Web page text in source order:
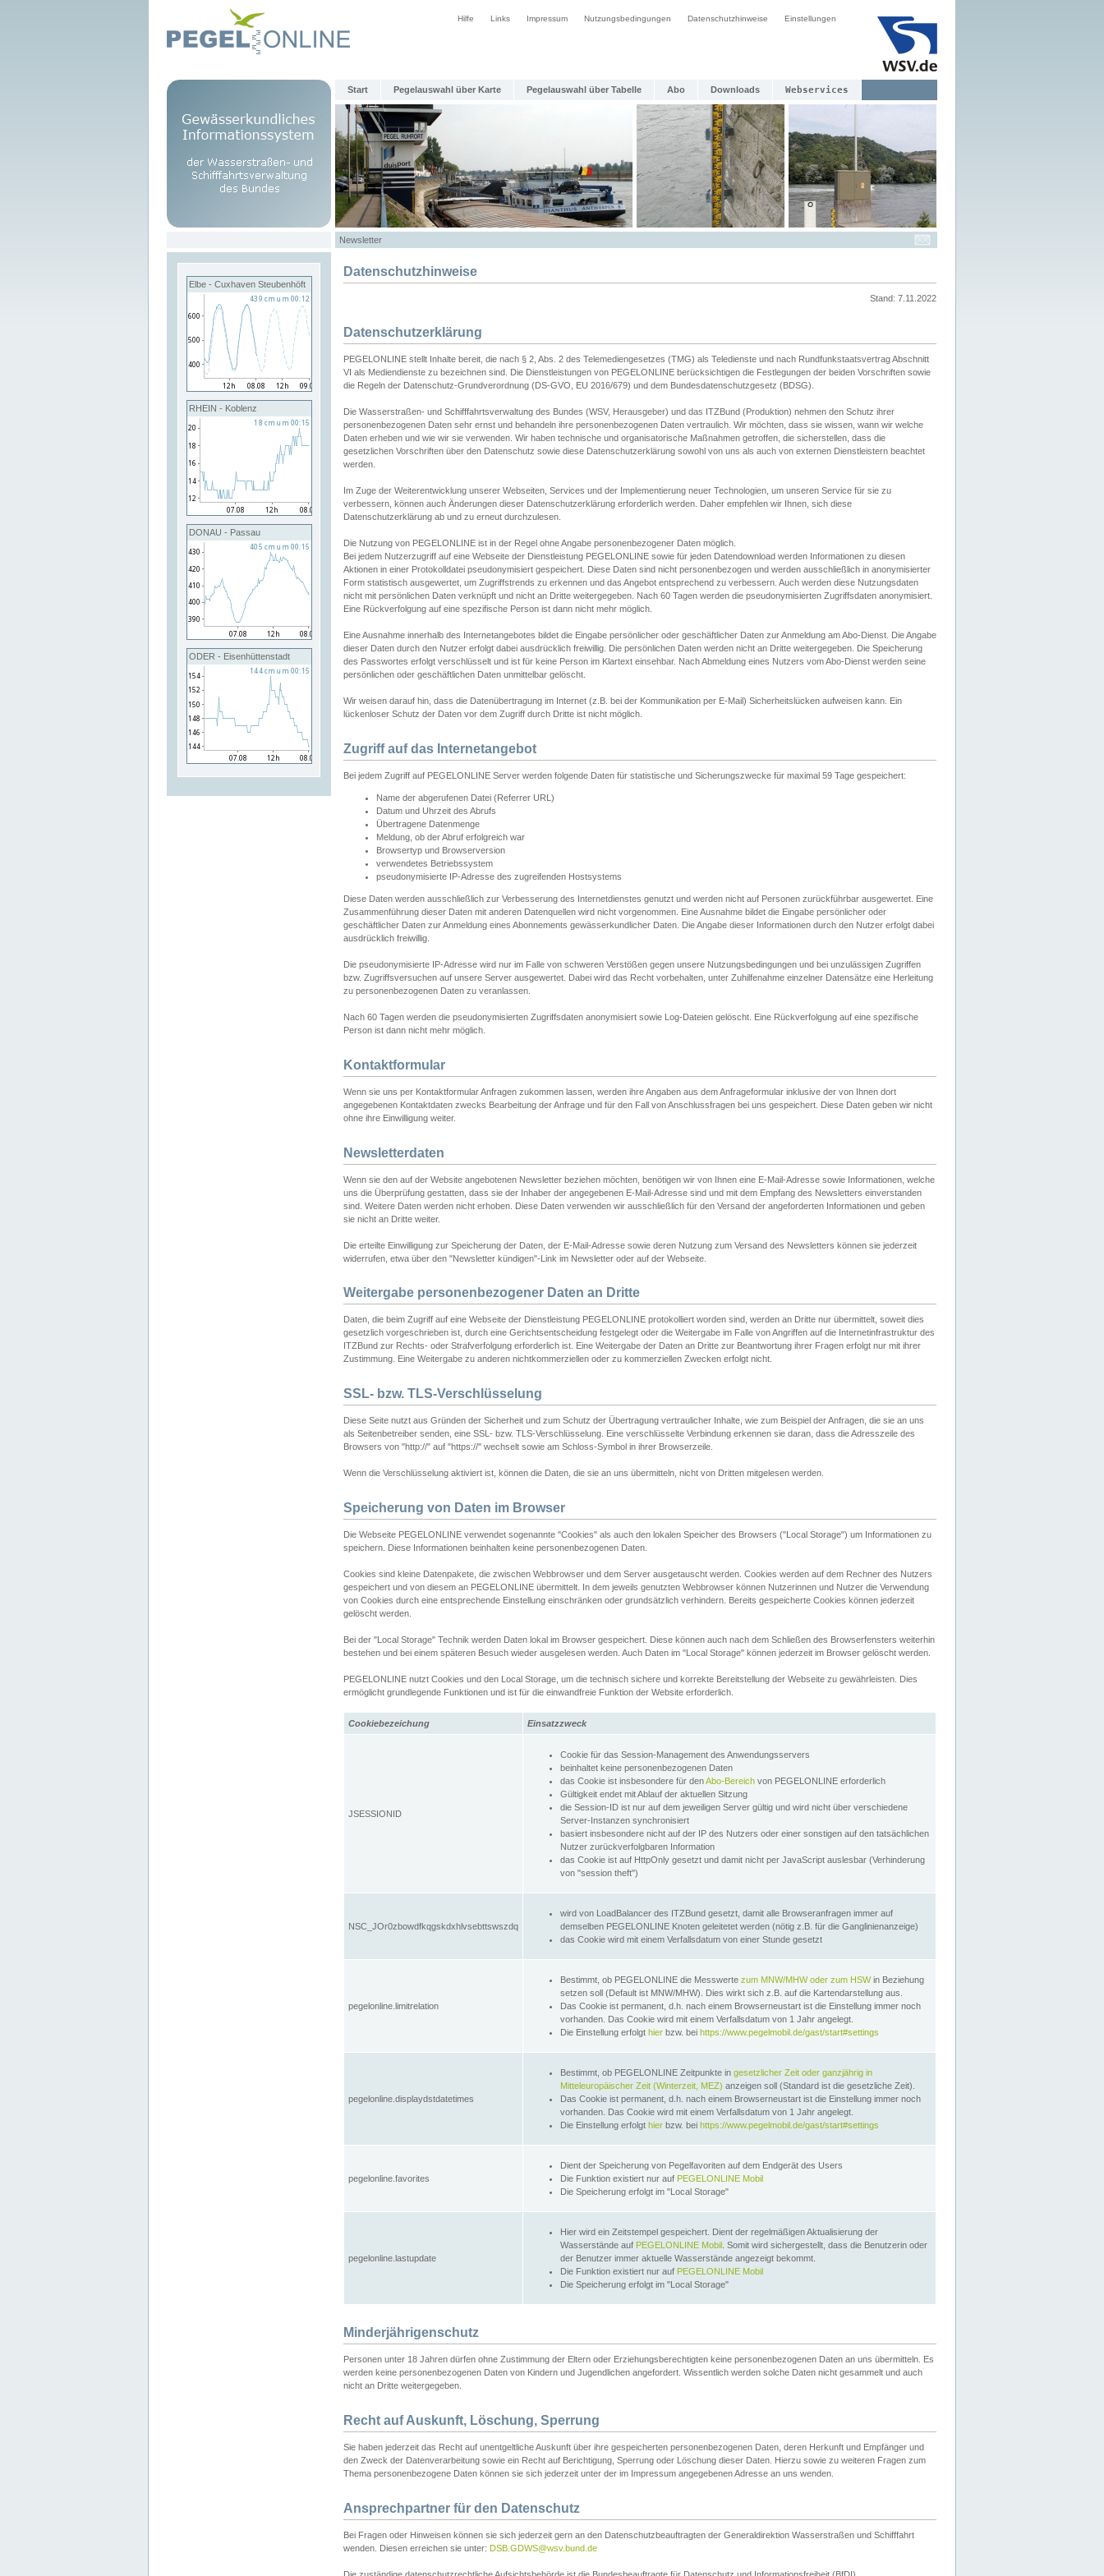
Hilfe Links Impressum Nutzungsbedingungen Datenschutzhinweise Einstellungen
Start Pegelauswahl über Karte Pegelauswahl über Tabelle Abo Downloads Webservices
Newsletter
Elbe - Cuxhaven Steubenhöft
RHEIN - Koblenz
DONAU - Passau
ODER - Eisenhüttenstadt
Datenschutzhinweise
Stand: 7.11.2022
Datenschutzerklärung
PEGELONLINE stellt Inhalte bereit, die nach § 2, Abs. 2 des Telemediengesetzes (TMG) als Teledienste und nach Rundfunkstaatsvertrag Abschnitt
VI als Mediendienste zu bezeichnen sind. Die Dienstleistungen von PEGELONLINE berücksichtigen die Festlegungen der beiden Vorschriften sowie
die Regeln der Datenschutz-Grundverordnung (DS-GVO, EU 2016/679) und dem Bundesdatenschutzgesetz (BDSG).
Die Wasserstraßen- und Schifffahrtsverwaltung des Bundes (WSV, Herausgeber) und das ITZBund (Produktion) nehmen den Schutz ihrer
personenbezogenen Daten sehr ernst und behandeln ihre personenbezogenen Daten vertraulich. Wir möchten, dass sie wissen, wann wir welche
Daten erheben und wie wir sie verwenden. Wir haben technische und organisatorische Maßnahmen getroffen, die sicherstellen, dass die
gesetzlichen Vorschriften über den Datenschutz sowie diese Datenschutzerklärung sowohl von uns als auch von externen Dienstleistern beachtet
werden.
Im Zuge der Weiterentwicklung unserer Webseiten, Services und der Implementierung neuer Technologien, um unseren Service für sie zu
verbessern, können auch Änderungen dieser Datenschutzerklärung erforderlich werden. Daher empfehlen wir Ihnen, sich diese
Datenschutzerklärung ab und zu erneut durchzulesen.
Die Nutzung von PEGELONLINE ist in der Regel ohne Angabe personenbezogener Daten möglich.
Bei jedem Nutzerzugriff auf eine Webseite der Dienstleistung PEGELONLINE sowie für jeden Datendownload werden Informationen zu diesen
Aktionen in einer Protokolldatei pseudonymisiert gespeichert. Diese Daten sind nicht personenbezogen und werden ausschließlich in anonymisierter
Form statistisch ausgewertet, um Zugriffstrends zu erkennen und das Angebot entsprechend zu verbessern. Auch werden diese Nutzungsdaten
nicht mit persönlichen Daten verknüpft und nicht an Dritte weitergegeben. Nach 60 Tagen werden die pseudonymisierten Zugriffsdaten anonymisiert.
Eine Rückverfolgung auf eine spezifische Person ist dann nicht mehr möglich.
Eine Ausnahme innerhalb des Internetangebotes bildet die Eingabe persönlicher oder geschäftlicher Daten zur Anmeldung am Abo-Dienst. Die Angabe
dieser Daten durch den Nutzer erfolgt dabei ausdrücklich freiwillig. Die persönlichen Daten werden nicht an Dritte weitergegeben. Die Speicherung
des Passwortes erfolgt verschlüsselt und ist für keine Person im Klartext einsehbar. Nach Abmeldung eines Nutzers vom Abo-Dienst werden seine
persönlichen oder geschäftlichen Daten unmittelbar gelöscht.
Wir weisen darauf hin, dass die Datenübertragung im Internet (z.B. bei der Kommunikation per E-Mail) Sicherheitslücken aufweisen kann. Ein
lückenloser Schutz der Daten vor dem Zugriff durch Dritte ist nicht möglich.
Zugriff auf das Internetangebot
Bei jedem Zugriff auf PEGELONLINE Server werden folgende Daten für statistische und Sicherungszwecke für maximal 59 Tage gespeichert:
Name der abgerufenen Datei (Referrer URL)
Datum und Uhrzeit des Abrufs
Übertragene Datenmenge
Meldung, ob der Abruf erfolgreich war
Browsertyp und Browserversion
verwendetes Betriebssystem
pseudonymisierte IP-Adresse des zugreifenden Hostsystems
Diese Daten werden ausschließlich zur Verbesserung des Internetdienstes genutzt und werden nicht auf Personen zurückführbar ausgewertet. Eine
Zusammenführung dieser Daten mit anderen Datenquellen wird nicht vorgenommen. Eine Ausnahme bildet die Eingabe persönlicher oder
geschäftlicher Daten zur Anmeldung eines Abonnements gewässerkundlicher Daten. Die Angabe dieser Informationen durch den Nutzer erfolgt dabei
ausdrücklich freiwillig.
Die pseudonymisierte IP-Adresse wird nur im Falle von schweren Verstößen gegen unsere Nutzungsbedingungen und bei unzulässigen Zugriffen
bzw. Zugriffsversuchen auf unsere Server ausgewertet. Dabei wird das Recht vorbehalten, unter Zuhilfenahme einzelner Datensätze eine Herleitung
zu personenbezogenen Daten zu veranlassen.
Nach 60 Tagen werden die pseudonymisierten Zugriffsdaten anonymisiert sowie Log-Dateien gelöscht. Eine Rückverfolgung auf eine spezifische
Person ist dann nicht mehr möglich.
Kontaktformular
Wenn sie uns per Kontaktformular Anfragen zukommen lassen, werden ihre Angaben aus dem Anfrageformular inklusive der von Ihnen dort
angegebenen Kontaktdaten zwecks Bearbeitung der Anfrage und für den Fall von Anschlussfragen bei uns gespeichert. Diese Daten geben wir nicht
ohne ihre Einwilligung weiter.
Newsletterdaten
Wenn sie den auf der Website angebotenen Newsletter beziehen möchten, benötigen wir von Ihnen eine E-Mail-Adresse sowie Informationen, welche
uns die Überprüfung gestatten, dass sie der Inhaber der angegebenen E-Mail-Adresse sind und mit dem Empfang des Newsletters einverstanden
sind. Weitere Daten werden nicht erhoben. Diese Daten verwenden wir ausschließlich für den Versand der angeforderten Informationen und geben
sie nicht an Dritte weiter.
Die erteilte Einwilligung zur Speicherung der Daten, der E-Mail-Adresse sowie deren Nutzung zum Versand des Newsletters können sie jederzeit
widerrufen, etwa über den "Newsletter kündigen"-Link im Newsletter oder auf der Webseite.
Weitergabe personenbezogener Daten an Dritte
Daten, die beim Zugriff auf eine Webseite der Dienstleistung PEGELONLINE protokolliert worden sind, werden an Dritte nur übermittelt, soweit dies
gesetzlich vorgeschrieben ist, durch eine Gerichtsentscheidung festgelegt oder die Weitergabe im Falle von Angriffen auf die Internetinfrastruktur des
ITZBund zur Rechts- oder Strafverfolgung erforderlich ist. Eine Weitergabe der Daten an Dritte zur Beantwortung ihrer Fragen erfolgt nur mit ihrer
Zustimmung. Eine Weitergabe zu anderen nichtkommerziellen oder zu kommerziellen Zwecken erfolgt nicht.
SSL- bzw. TLS-Verschlüsselung
Diese Seite nutzt aus Gründen der Sicherheit und zum Schutz der Übertragung vertraulicher Inhalte, wie zum Beispiel der Anfragen, die sie an uns
als Seitenbetreiber senden, eine SSL- bzw. TLS-Verschlüsselung. Eine verschlüsselte Verbindung erkennen sie daran, dass die Adresszeile des
Browsers von "http://" auf "https://" wechselt sowie am Schloss-Symbol in ihrer Browserzeile.
Wenn die Verschlüsselung aktiviert ist, können die Daten, die sie an uns übermitteln, nicht von Dritten mitgelesen werden.
Speicherung von Daten im Browser
Die Webseite PEGELONLINE verwendet sogenannte "Cookies" als auch den lokalen Speicher des Browsers ("Local Storage") um Informationen zu
speichern. Diese Informationen beinhalten keine personenbezogenen Daten.
Cookies sind kleine Datenpakete, die zwischen Webbrowser und dem Server ausgetauscht werden. Cookies werden auf dem Rechner des Nutzers
gespeichert und von diesem an PEGELONLINE übermittelt. In dem jeweils genutzten Webbrowser können Nutzerinnen und Nutzer die Verwendung
von Cookies durch eine entsprechende Einstellung einschränken oder grundsätzlich verhindern. Bereits gespeicherte Cookies können jederzeit
gelöscht werden.
Bei der "Local Storage" Technik werden Daten lokal im Browser gespeichert. Diese können auch nach dem Schließen des Browserfensters weiterhin
bestehen und bei einem späteren Besuch wieder ausgelesen werden. Auch Daten im "Local Storage" können jederzeit im Browser gelöscht werden.
PEGELONLINE nutzt Cookies und den Local Storage, um die technisch sichere und korrekte Bereitstellung der Webseite zu gewährleisten. Dies
ermöglicht grundlegende Funktionen und ist für die einwandfreie Funktion der Website erforderlich.
Cookiebezeichung Einsatzzweck
JSESSIONID
Cookie für das Session-Management des Anwendungsservers
beinhaltet keine personenbezogenen Daten
das Cookie ist insbesondere für denAbo-Bereich von PEGELONLINE erforderlich
Gültigkeit endet mit Ablauf der aktuellen Sitzung
die Session-ID ist nur auf dem jeweiligen Server gültig und wird nicht über verschiedene
Server-Instanzen synchronisiert
basiert insbesondere nicht auf der IP des Nutzers oder einer sonstigen auf den tatsächlichen
Nutzer zurückverfolgbaren Information
das Cookie ist auf HttpOnly gesetzt und damit nicht per JavaScript auslesbar (Verhinderung
von "session theft")
NSC_JOr0zbowdfkqgskdxhlvsebttswszdq
wird von LoadBalancer des ITZBund gesetzt, damit alle Browseranfragen immer auf
demselben PEGELONLINE Knoten geleitetet werden (nötig z.B. für die Ganglinienanzeige)
das Cookie wird mit einem Verfallsdatum von einer Stunde gesetzt
pegelonline.limitrelation
Bestimmt, ob PEGELONLINE die Messwerte zum MNW/MHW oder zum HSWin Beziehung
setzen soll (Default ist MNW/MHW). Dies wirkt sich z.B. auf die Kartendarstellung aus.
Das Cookie ist permanent, d.h. nach einem Browserneustart ist die Einstellung immer noch
vorhanden. Das Cookie wird mit einem Verfallsdatum von 1 Jahr angelegt.
Die Einstellung erfolgt hier bzw. bei https://www.pegelmobil.de/gast/start#settings
pegelonline.displaydstdatetimes
Bestimmt, ob PEGELONLINE Zeitpunkte in gesetzlicher Zeit oder ganzjährig in
Mitteleuropäischer Zeit (Winterzeit, MEZ) anzeigen soll (Standard ist die gesetzliche Zeit).
Das Cookie ist permanent, d.h. nach einem Browserneustart ist die Einstellung immer noch
vorhanden. Das Cookie wird mit einem Verfallsdatum von 1 Jahr angelegt.
Die Einstellung erfolgt hier bzw. bei https://www.pegelmobil.de/gast/start#settings
pegelonline.favorites
Dient der Speicherung von Pegelfavoriten auf dem Endgerät des Users
Die Funktion existiert nur auf PEGELONLINE Mobil
Die Speicherung erfolgt im "Local Storage"
pegelonline.lastupdate
Hier wird ein Zeitstempel gespeichert. Dient der regelmäßigen Aktualisierung der
Wasserstände auf PEGELONLINE Mobil . Somit wird sichergestellt, dass die Benutzerin oder
der Benutzer immer aktuelle Wasserstände angezeigt bekommt.
Die Funktion existiert nur auf PEGELONLINE Mobil
Die Speicherung erfolgt im "Local Storage"
Minderjährigenschutz
Personen unter 18 Jahren dürfen ohne Zustimmung der Eltern oder Erziehungsberechtigten keine personenbezogenen Daten an uns übermitteln. Es
werden keine personenbezogenen Daten von Kindern und Jugendlichen angefordert. Wissentlich werden solche Daten nicht gesammelt und auch
nicht an Dritte weitergegeben.
Recht auf Auskunft, Löschung, Sperrung
Sie haben jederzeit das Recht auf unentgeltliche Auskunft über ihre gespeicherten personenbezogenen Daten, deren Herkunft und Empfänger und
den Zweck der Datenverarbeitung sowie ein Recht auf Berichtigung, Sperrung oder Löschung dieser Daten. Hierzu sowie zu weiteren Fragen zum
Thema personenbezogene Daten können sie sich jederzeit unter der im Impressum angegebenen Adresse an uns wenden.
Ansprechpartner für den Datenschutz
Bei Fragen oder Hinweisen können sie sich jederzeit gern an den Datenschutzbeauftragten der Generaldirektion Wasserstraßen und Schifffahrt
wenden. Diesen erreichen sie unter: DSB.GDWS@wsv.bund.de